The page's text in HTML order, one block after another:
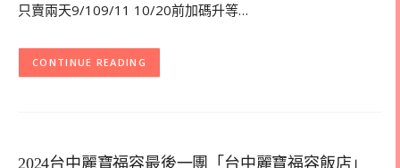
只賣兩天9/109/11 10/20前加碼升等…
CONTINUE READING
2024台中麗寶福容最後一團「台中麗寶福容飯店」